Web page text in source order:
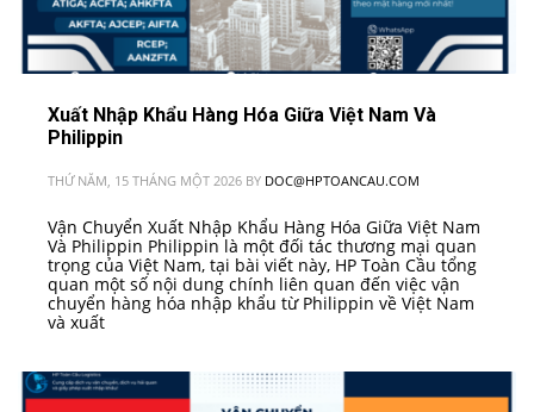
Xuất Nhập Khẩu Hàng Hóa Giữa Việt Nam Và
Philippin
THỨ NĂM, 15 THÁNG MỘT 2026 BY DOC@HPTOANCAU.COM
Vận Chuyển Xuất Nhập Khẩu Hàng Hóa Giữa Việt Nam
Và Philippin Philippin là một đối tác thương mại quan
trọng của Việt Nam, tại bài viết này, HP Toàn Cầu tổng
quan một số nội dung chính liên quan đến việc vận
chuyển hàng hóa nhập khẩu từ Philippin về Việt Nam
và xuất
PUBLISHED IN VIỆT NAM - PHILLIPINES